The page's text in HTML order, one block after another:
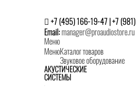
+7 (495) 166-19-47 | +7
Email:manager@proaudiostore.ru
Меню
МенюКаталог товаров
Звуковое оборудование
АКУСТИЧЕСКИЕ
СИСТЕМЫ